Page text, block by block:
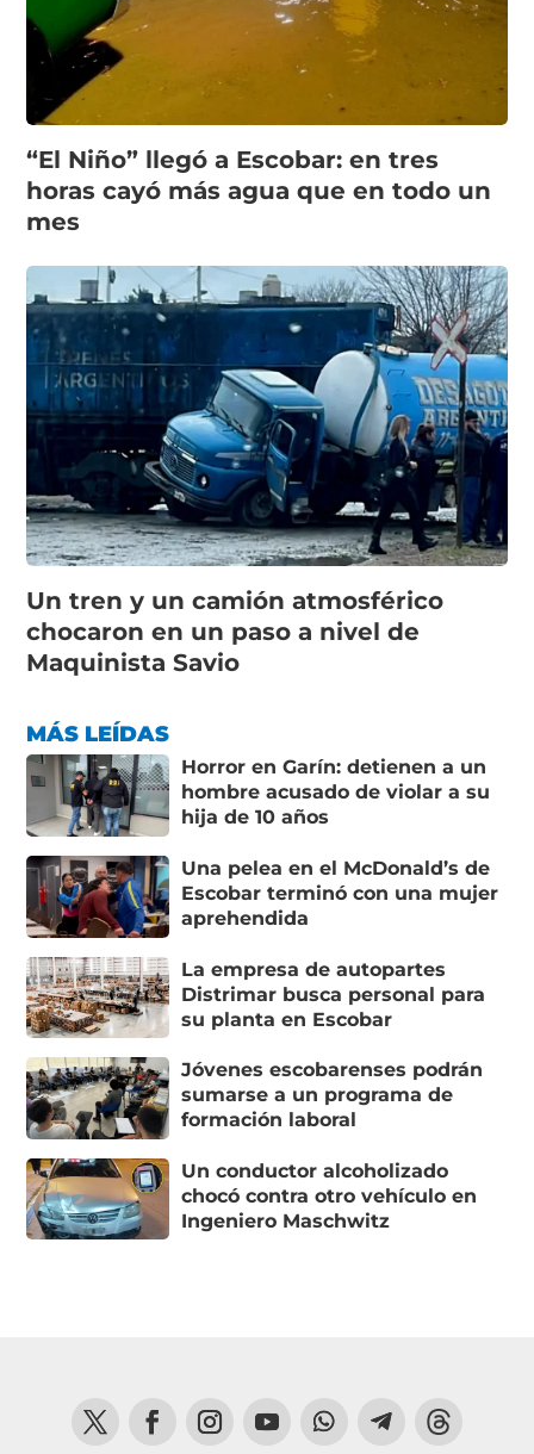
“El Niño” llegó a Escobar: en tres
horas cayó más agua que en todo un
mes
Un tren y un camión atmosférico
chocaron en un paso a nivel de
Maquinista Savio
MÁS LEÍDAS
Horror en Garín: detienen a un
hombre acusado de violar a su
hija de 10 años
Una pelea en el McDonald’s de
Escobar terminó con una mujer
aprehendida
La empresa de autopartes
Distrimar busca personal para
su planta en Escobar
Jóvenes escobarenses podrán
sumarse a un programa de
formación laboral
Un conductor alcoholizado
chocó contra otro vehículo en
Ingeniero Maschwitz